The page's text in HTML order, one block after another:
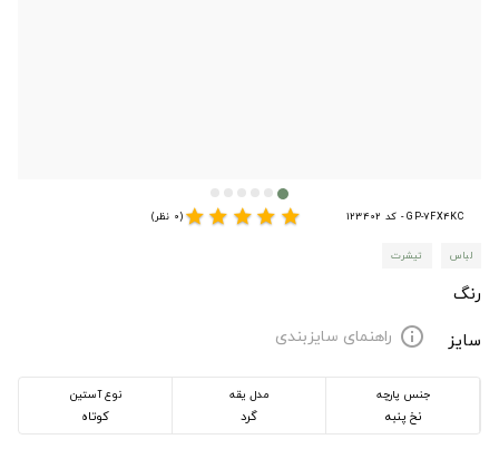
GP-7FX4KC - کد 123402 star
star
star
star
star(0 نظر)
لباس تیشرت
رنگ
سایز
info راهنمای سایزبندی
جنس پارچه
نخ پنبه
مدل یقه
گرد
نوع آستین
کوتاه